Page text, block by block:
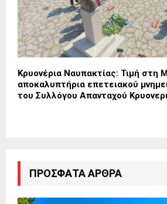
Κρυονέρια Ναυπακτίας: Τιμή στη
αποκαλυπτήρια επετειακού
του Συλλόγου Απανταχού
ΠΡΌΣΦΑΤΑ ΆΡΘΡΑ